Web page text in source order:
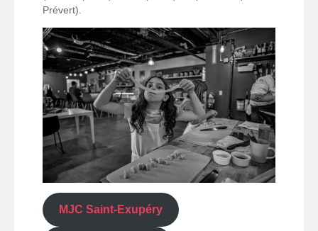
Prévert).
MJC Saint-Exupéry